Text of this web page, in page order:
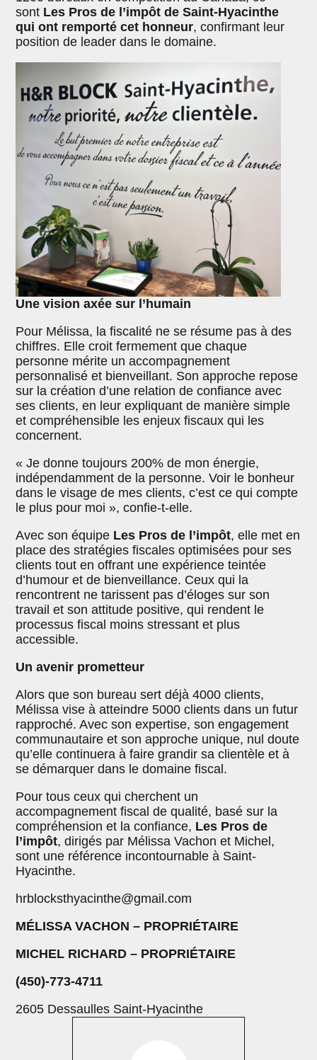
sont Les Pros de l’impôt de Saint-Hyacinthe
qui ont remporté cet honneur, confirmant leur
position de leader dans le domaine.
Une vision axée sur l’humain
Pour Mélissa, la fiscalité ne se résume pas à des
chiffres. Elle croit fermement que chaque
personne mérite un accompagnement
personnalisé et bienveillant. Son approche repose
sur la création d’une relation de confiance avec
ses clients, en leur expliquant de manière simple
et compréhensible les enjeux fiscaux qui les
concernent.
« Je donne toujours 200% de mon énergie,
indépendamment de la personne. Voir le bonheur
dans le visage de mes clients, c’est ce qui compte
le plus pour moi », confie-t-elle.
Avec son équipe Les Pros de l’impôt, elle met en
place des stratégies fiscales optimisées pour ses
clients tout en offrant une expérience teintée
d’humour et de bienveillance. Ceux qui la
rencontrent ne tarissent pas d’éloges sur son
travail et son attitude positive, qui rendent le
processus fiscal moins stressant et plus
accessible.
Un avenir prometteur
Alors que son bureau sert déjà 4000 clients,
Mélissa vise à atteindre 5000 clients dans un futur
rapproché. Avec son expertise, son engagement
communautaire et son approche unique, nul doute
qu’elle continuera à faire grandir sa clientèle et à
se démarquer dans le domaine fiscal.
Pour tous ceux qui cherchent un
accompagnement fiscal de qualité, basé sur la
compréhension et la confiance, Les Pros de
l’impôt, dirigés par Mélissa Vachon et Michel,
sont une référence incontournable à Saint-
Hyacinthe.
hrblocksthyacinthe@gmail.com
MÉLISSA VACHON – PROPRIÉTAIRE
MICHEL RICHARD – PROPRIÉTAIRE
(450)-773-4711
2605 Dessaulles Saint-Hyacinthe